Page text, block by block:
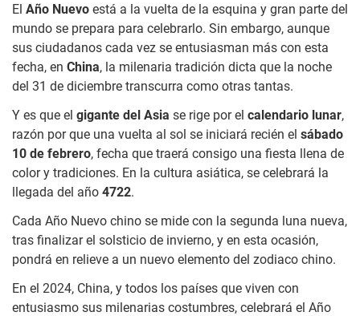
El Año Nuevo está a la vuelta de la esquina y gran parte del
mundo se prepara para celebrarlo. Sin embargo, aunque
sus ciudadanos cada vez se entusiasman más con esta
fecha, en China, la milenaria tradición dicta que la noche
del 31 de diciembre transcurra como otras tantas.
Y es que el gigante del Asia se rige por el calendario lunar,
razón por que una vuelta al sol se iniciará recién el sábado
10 de febrero, fecha que traerá consigo una fiesta llena de
color y tradiciones. En la cultura asiática, se celebrará la
llegada del año 4722.
Cada Año Nuevo chino se mide con la segunda luna nueva,
tras finalizar el solsticio de invierno, y en esta ocasión,
pondrá en relieve a un nuevo elemento del zodiaco chino.
En el 2024, China, y todos los países que viven con
entusiasmo sus milenarias costumbres, celebrará el Año